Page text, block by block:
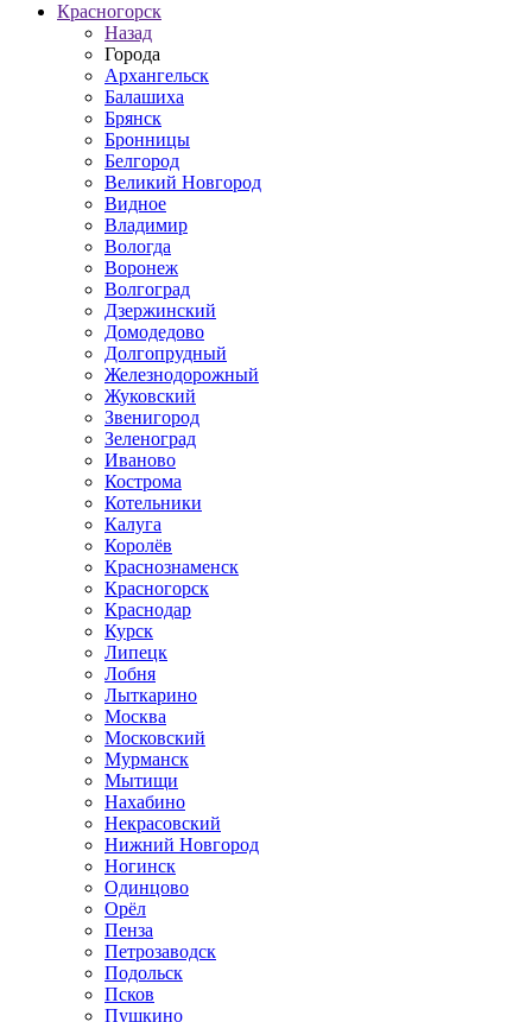
Красногорск
Назад
Города
Архангельск
Балашиха
Брянск
Бронницы
Белгород
Великий Новгород
Видное
Владимир
Вологда
Воронеж
Волгоград
Дзержинский
Домодедово
Долгопрудный
Железнодорожный
Жуковский
Звенигород
Зеленоград
Иваново
Кострома
Котельники
Калуга
Королёв
Краснознаменск
Красногорск
Краснодар
Курск
Липецк
Лобня
Лыткарино
Москва
Московский
Мурманск
Мытищи
Нахабино
Некрасовский
Нижний Новгород
Ногинск
Одинцово
Орёл
Пенза
Петрозаводск
Подольск
Псков
Пушкино